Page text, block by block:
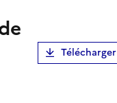
Télécharger